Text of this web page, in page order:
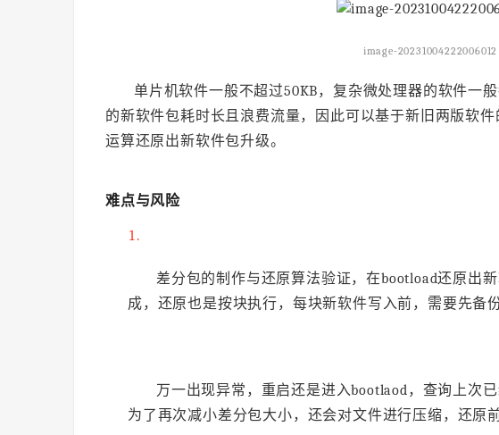
image-20231004222006012
单片机软件一般不超过50KB，复杂微处理器的软件一
的新软件包耗时长且浪费流量，因此可以基于新旧两版软
运算还原出新软件包升级。
难点与风险
差分包的制作与还原算法验证，在bootload还原出
成，还原也是按块执行，每块新软件写入前，需要先备
万一出现异常，重启还是进入bootlaod，查询上次
为了再次减小差分包大小，还会对文件进行压缩，还原